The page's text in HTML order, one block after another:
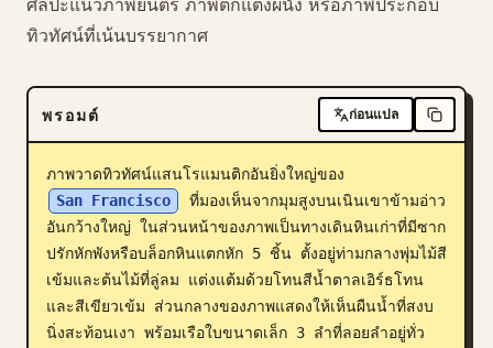
ราคา
ดาวน์โหลด
บล็อก
อัปเดต
ศิลปะแนวภาพยนตร์ ภาพตกแต่งผนัง หรือภาพประกอบ
ทิวทัศน์ที่เน้นบรรยากาศ
พรอมต์ ก่อนแปล
ภาพวาดทิวทัศน์แสนโรแมนติกอันยิ่งใหญ่ของ
San Francisco
ที่มองเห็นจากมุมสูงบนเนินเขาข้ามอ่าว
อันกว้างใหญ่ ในส่วนหน้าของภาพเป็นทางเดินหินเก่าที่มีซาก
ปรักหักพังหรือบล็อกหินแตกหัก 5 ชิ้น ตั้งอยู่ท่ามกลางพุ่มไม้สี
เข้มและต้นไม้ที่ลู่ลม แต่งแต้มด้วยโทนสีน้ำตาลเอิร์ธโทน
และสีเขียวเข้ม ส่วนกลางของภาพแสดงให้เห็นผืนน้ำที่สงบ
นิ่งสะท้อนเงา พร้อมเรือใบขนาดเล็ก 3 ลำที่ลอยลำอยู่ทั่ว